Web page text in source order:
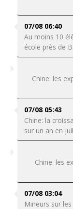
07/08 06:40
Au moins 10
école près de
Chine: les
07/08 05:43
Chine: la
sur un an en
Chine: les
07/08 03:04
Mineurs sur